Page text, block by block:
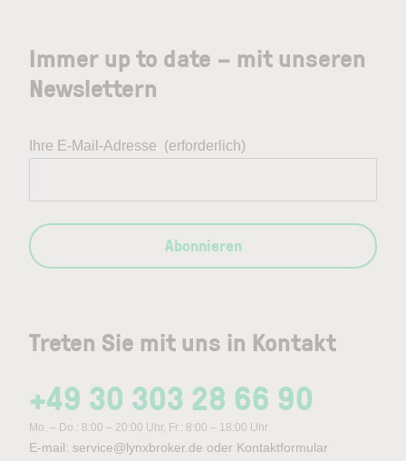
Treten Sie mit uns in Kontakt
+49 30 303 28 66 90
Mo. – Do.: 8:00 – 20:00 Uhr, Fr.: 8:00 – 18:00 Uhr
E-mail: service@lynxbroker.de oder Kontaktformular
Immer up to date – mit unseren
Newslettern
Ihre E-Mail-Adresse (erforderlich)
Abonnieren